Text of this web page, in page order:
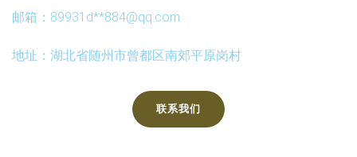
邮箱：89931d**884@qq.com
地址：湖北省随州市曾都区南郊平原岗村
联系我们